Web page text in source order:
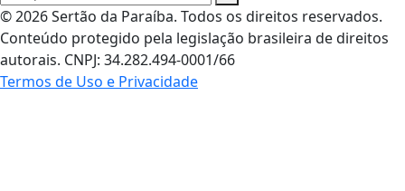
© 2026 Sertão da Paraíba. Todos os direitos reservados.
Conteúdo protegido pela legislação brasileira de direitos
autorais. CNPJ: 34.282.494-0001/66
Termos de Uso e Privacidade